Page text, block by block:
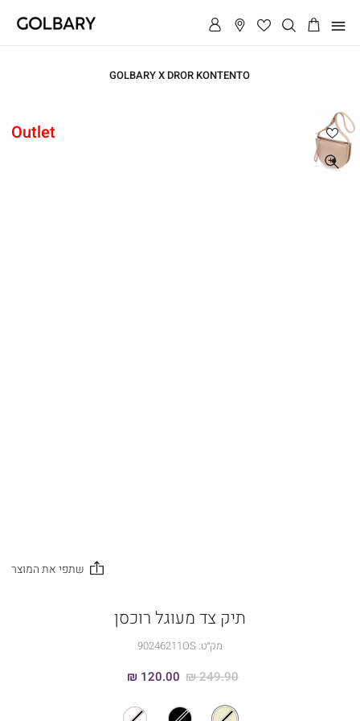
תפריט
GOLBARY X DROR KONTENTO
ראשי
ראשי
תיק
צד
מעוגל
תיק צד מעוגל רוכסן
מק״ט: 90246211OS
120.00 ₪ 249.90 ₪
Outlet